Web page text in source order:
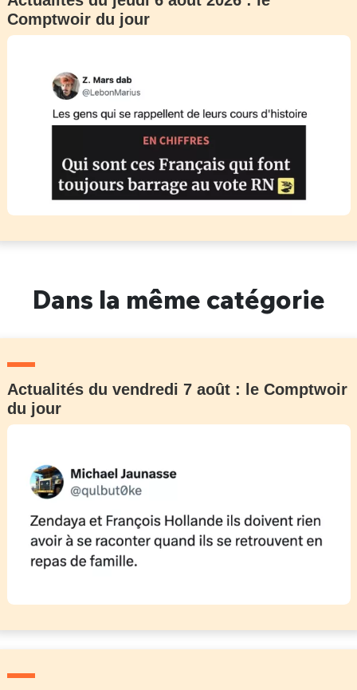
Comptwoir du jour
Dans la même catégorie
Actualités du vendredi 7 août : le Comptwoir
du jour